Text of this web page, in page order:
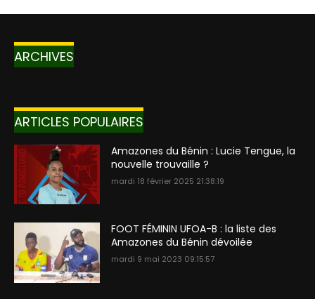
ARCHIVES
ARTICLES POPULAIRES
Amazones du Bénin : Lucie Tengue, la
nouvelle trouvaille ?
mardi 18 février 2025 21:38:19
FOOT FÉMININ UFOA-B : la liste des
Amazones du Bénin dévoilée
mardi 9 mai 2023 09:15:57